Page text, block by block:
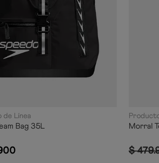
de Línea
Bag 35L Morral
$ 479.